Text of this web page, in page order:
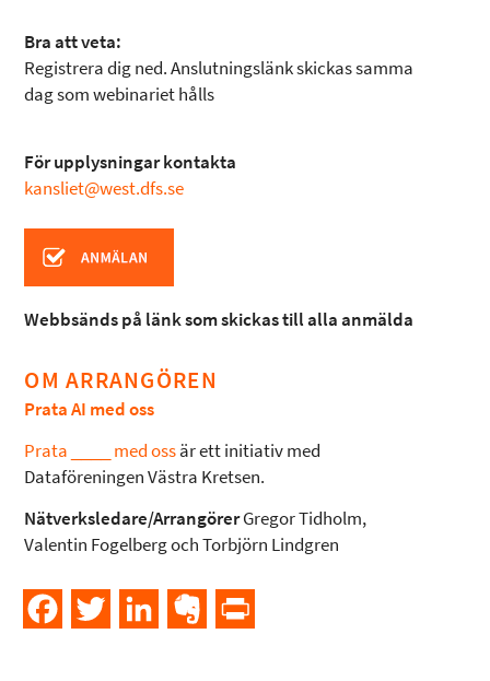
Bra att veta:
Registrera dig ned. Anslutningslänk skickas samma
dag som webinariet hålls
För upplysningar kontakta
kansliet@west.dfs.se
Webbsänds på länk som skickas till alla anmälda
OM ARRANGÖREN
Prata AI med oss
Prata ____ med ossär ett initiativ med
Dataföreningen Västra Kretsen.
Nätverksledare/ArrangörerGregor Tidholm,
Valentin Fogelberg och Torbjörn Lindgren
FacebookTwitter LinkedInEvernote